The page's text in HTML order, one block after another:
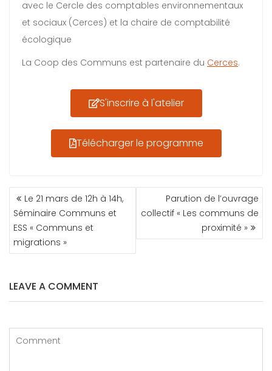
avec le Cercle des comptables environnementaux
et sociaux (Cerces) et la chaire de comptabilité
écologique
La Coop des Communs est partenaire du Cerces.
S'inscrire à l'atelier
Télécharger le programme
Le 21 mars de 12h à 14h,
Séminaire Communs et
ESS « Communs et
migrations »
Parution de l’ouvrage
collectif « Les communs de
proximité »
LEAVE A COMMENT